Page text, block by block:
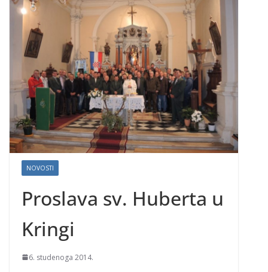
NOVOSTI
Proslava sv. Huberta u
Kringi
6. studenoga 2014.